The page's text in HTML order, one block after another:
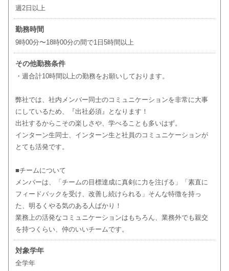
週2日以上
勤務時間
9時00分〜18時00分の間で1日5時間以上
その他勤務条件
・週合計10時間以上の勤務をお願いしております。
弊社では、社内メンバー同士のコミュニケーションを非常に大事
にしているため、『出社必須』となります！
出社するからこその楽しさや、学べることも多いはず。
インターン生同士、インターン生と社員のコミュニケーションが
とても活発です。
■チームについて
メンバーは、「チームの目標達成に真剣に力を注げる」「素直に
フィードバックを受け、改善し続けられる」そんな特徴を持っ
た、明るくやる気のある人ばかり！
業務上の活発なコミュニケーションはもちろん、業務外でも親交
を持つくらい、仲のいいチームです。
対象学年
全学年